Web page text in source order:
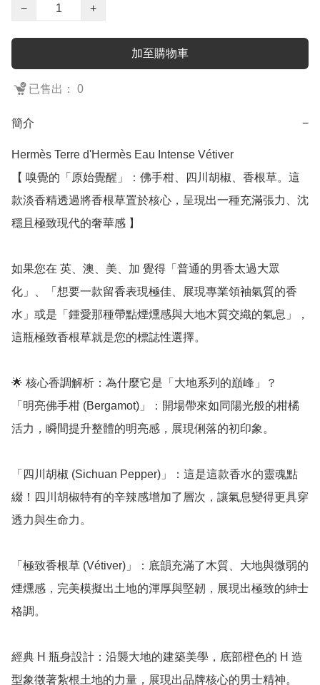
−
+
加至購物車
已售出： 0
簡介 −
Hermès Terre d'Hermès Eau Intense Vétiver
【 嗅覺的「原始覺醒」：佛手柑、四川胡椒、香根草。這
款淡香精透過將香根草置於核心，呈現出一種充滿張力、沈
穩且極致現代的奢華感 】
如果您在 英、澳、美、加 覺得「普通的男香太過大眾
化」、「想要一款留香表現極佳、展現專業領袖氣質的香
水」或是「鍾愛那種帶點煙燻感與大地木質交織的氣息」，
這瓶極致香根草就是您的標誌性選擇。
🌟 核心香調解析：為什麼它是「大地系列的巔峰」？
「明亮佛手柑 (Bergamot)」：開場帶來如同陽光般的柑橘
活力，瞬間提升整體的明亮感，展現俐落的初印象。
「四川胡椒 (Sichuan Pepper)」：這是這款香水的靈魂點
綴！四川胡椒特有的辛辣感增加了層次，讓氣息變得更具穿
透力與生命力。
「極致香根草 (Vétiver)」：底韻充滿了木質、大地與微弱的
煙燻感，完美模擬出土地的渾厚與堅韌，展現出極致的紳士
格調。
經典 H 瓶身設計：沿襲大地的建築美學，底部橙色的 H 造
型象徵著紮根土地的力量，展現出品牌核心的男士精神。